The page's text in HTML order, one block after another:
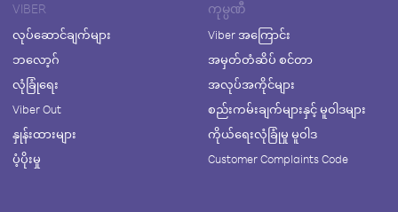
VIBER
လုပ်ဆောင်ချက်များ
ဘလော့ဂ်
လုံခြုံရေး
Viber Out
နှုန်းထားများ
ပံ့ပိုးမှု
ကုမ္ပဏီ
Viber အကြောင်း
အမှတ်တံဆိပ် စင်တာ
အလုပ်အကိုင်များ
စည်းကမ်းချက်များနှင့် မူဝါဒများ
ကိုယ်ရေးလုံခြုံမှု မူဝါဒ
Customer Complaints Code